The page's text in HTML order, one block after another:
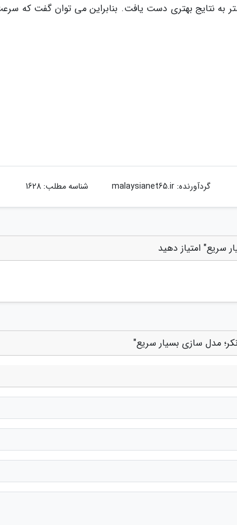
به نتایج بهتری دست یافت. بنابراین می توان گفت که
گردآورنده:malaysianet65.ir شناسه مطلب: 1628
سریع" امتیاز دهید
مدل سازی بسیار سریع"